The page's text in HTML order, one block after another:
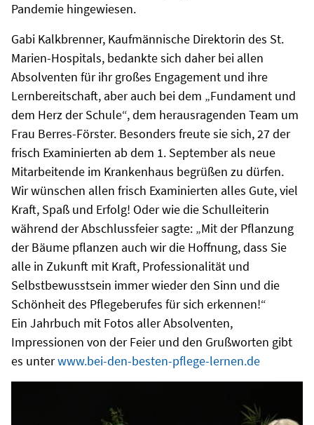
Pandemie hingewiesen.
Gabi Kalkbrenner, Kaufmännische Direktorin des St.
Marien-Hospitals, bedankte sich daher bei allen
Absolventen für ihr großes Engagement und ihre
Lernbereitschaft, aber auch bei dem „Fundament und
dem Herz der Schule“, dem herausragenden Team um
Frau Berres-Förster. Besonders freute sie sich, 27 der
frisch Examinierten ab dem 1. September als neue
Mitarbeitende im Krankenhaus begrüßen zu dürfen.
Wir wünschen allen frisch Examinierten alles Gute, viel
Kraft, Spaß und Erfolg! Oder wie die Schulleiterin
während der Abschlussfeier sagte: „Mit der Pflanzung
der Bäume pflanzen auch wir die Hoffnung, dass Sie
alle in Zukunft mit Kraft, Professionalität und
Selbstbewusstsein immer wieder den Sinn und die
Schönheit des Pflegeberufes für sich erkennen!“
Ein Jahrbuch mit Fotos aller Absolventen,
Impressionen von der Feier und den Grußworten gibt
es unterwww.bei-den-besten-pflege-lernen.de